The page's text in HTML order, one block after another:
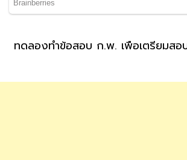
ทดลองทำข้อสอบ ก.พ. เพื่อเตรียมส